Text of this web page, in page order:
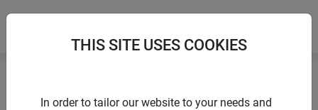
Accueil Ficelle de jute
THIS SITE USES COOKIES
In order to tailor our website to your needs and